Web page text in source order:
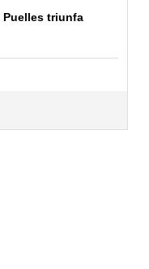
Puelles triunfa